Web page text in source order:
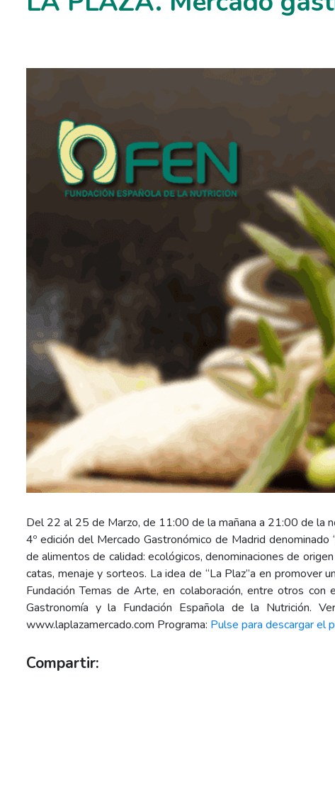
Del 22 al 25 de Marzo, de 11:00 de la mañana a 21:00 de la
4º edición del Mercado Gastronómico de Madrid
de alimentos de calidad: ecológicos, denominaciones de
catas, menaje y sorteos. La idea de “La Plaz”a en promover
Fundación Temas de Arte, en colaboración, entre otros
Gastronomía y la Fundación Española de la Nutrición.
www.laplazamercado.com Programa: Pulse para descargar el
Compartir: